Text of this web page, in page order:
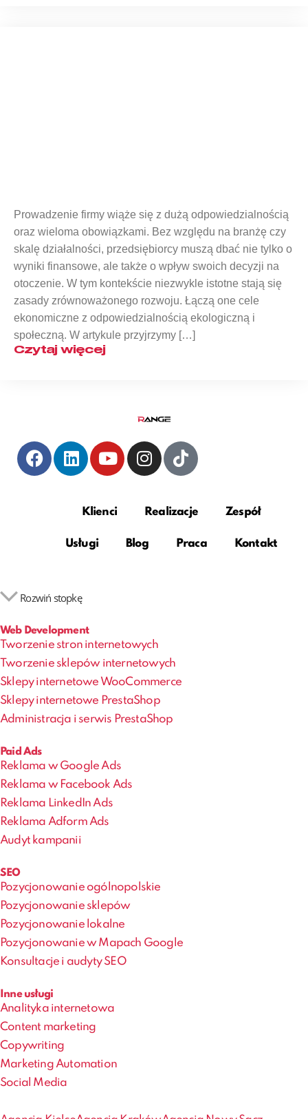
Prowadzenie firmy wiąże się z dużą odpowiedzialnością
oraz wieloma obowiązkami. Bez względu na branżę czy
skalę działalności, przedsiębiorcy muszą dbać nie tylko o
wyniki finansowe, ale także o wpływ swoich decyzji na
otoczenie. W tym kontekście niezwykle istotne stają się
zasady zrównoważonego rozwoju. Łączą one cele
ekonomiczne z odpowiedzialnością ekologiczną i
społeczną. W artykule przyjrzymy […]
Czytaj więcej
Klienci Realizacje Zespół
Usługi Blog Praca Kontakt
Rozwiń stopkę
Web Development
Tworzenie stron internetowych
Tworzenie sklepów internetowych
Sklepy internetowe WooCommerce
Sklepy internetowe PrestaShop
Administracja i serwis PrestaShop
Paid Ads
Reklama w Google Ads
Reklama w Facebook Ads
Reklama LinkedIn Ads
Reklama Adform Ads
Audyt kampanii
SEO
Pozycjonowanie ogólnopolskie
Pozycjonowanie sklepów
Pozycjonowanie lokalne
Pozycjonowanie w Mapach Google
Konsultacje i audyty SEO
Inne usługi
Analityka internetowa
Content marketing
Copywriting
Marketing Automation
Social Media